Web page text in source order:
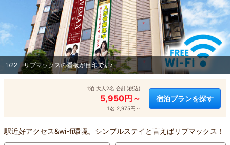
1/22 リブマックスの看板が目印です♪
1泊 大人2名 合計(税込)
5,950円～
1名 2,975円～
宿泊プランを探す
駅近好アクセス&wi-fi環境。シンプルステイと言えばリブマックス！